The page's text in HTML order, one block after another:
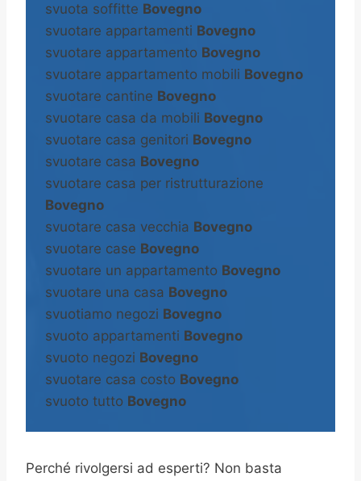
svuota soffitte Bovegno
svuotare appartamenti Bovegno
svuotare appartamento Bovegno
svuotare appartamento mobili Bovegno
svuotare cantine Bovegno
svuotare casa da mobili Bovegno
svuotare casa genitori Bovegno
svuotare casa Bovegno
svuotare casa per ristrutturazione
Bovegno
svuotare casa vecchia Bovegno
svuotare case Bovegno
svuotare un appartamento Bovegno
svuotare una casa Bovegno
svuotiamo negozi Bovegno
svuoto appartamenti Bovegno
svuoto negozi Bovegno
svuotare casa costo Bovegno
svuoto tutto Bovegno
Perché rivolgersi ad esperti? Non basta